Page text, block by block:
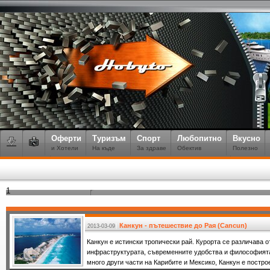
Оферти
и Хотели
Туризъм
На къде
Спорт
За здраве
Любопитно
Обектив
Вкусно
Полезно
1
2013-03-09 Канкун - пътешествие до Рая (Cancun)
Канкун е истински тропически рай. Курорта се различава
инфраструктурата, съвременните удобства и
много други части на Карибите и Мексико, Канкун е